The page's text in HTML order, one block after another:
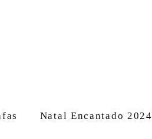
Natal Encantado 2024